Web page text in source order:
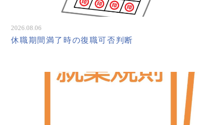
2026.08.06
休職期間満了時の復職可否判断